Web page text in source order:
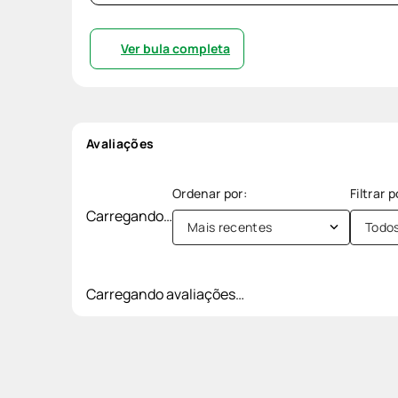
Ver bula completa
Avaliações
Carregando…
Mais recentes
Carregando avaliações…